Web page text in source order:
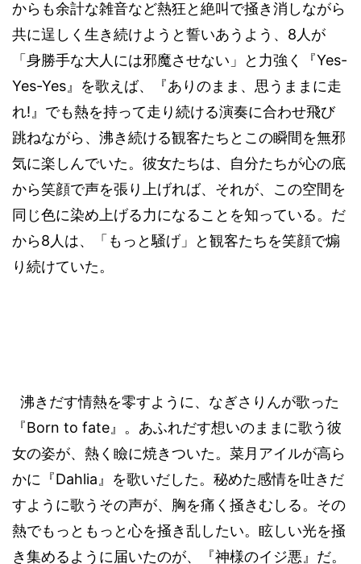
からも余計な雑音など熱狂と絶叫で掻き消しながら
共に逞しく生き続けようと誓いあうよう、 8 人が
「身勝手な大人には邪魔させない」と力強く『Yes-
Yes-Yes』を歌えば、『ありのまま、思うままに走
れ!』でも熱を持って走り続ける演奏に合わせ飛び
跳ねながら、沸き続ける観客たちとこの瞬間を無邪
気に楽しんでいた。彼女たちは、自分たちが心の底
から笑顔で声を張り上げれば、それが、この空間を
同じ色に染め上げる力になることを知っている。だ
から8 人は、「もっと騒げ」と観客たちを笑顔で煽
り続けていた。
沸きだす情熱を零すように、なぎさりんが歌った
『Born to fate』。あふれだす想いのままに歌う彼
女の姿が、熱く瞼に焼きついた。菜月アイルが高ら
かに『Dahlia』を歌いだした。秘めた感情を吐きだ
すように歌うその声が、胸を痛く掻きむしる。その
熱でもっともっと心を掻き乱したい。眩しい光を掻
き集めるように届いたのが、『神様のイジ悪』だ。